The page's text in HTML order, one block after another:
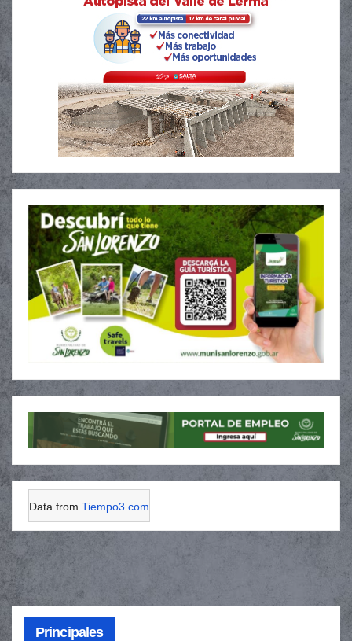
Data from Tiempo3.com
Principales